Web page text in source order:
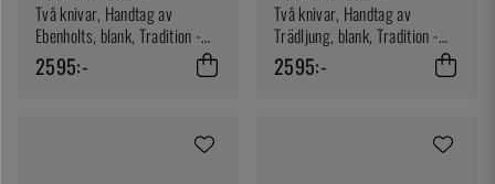
Två knivar, Handtag av
Ebenholts, blank, Tradition -
Forge de Laguiole
2595:-
Två knivar, Handtag av
Trädljung, blank, Tradition -
Forge de Laguiole
2595:-